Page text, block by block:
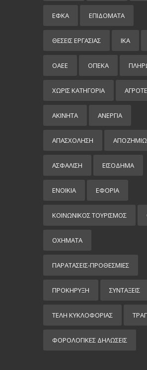
ΕΦΚΑ ΕΠΙΔΌΜΑΤΑ
ΘΕΣΕΙΣ ΕΡΓΑΣΙΑΣ ΙΚΑ
ΟΑΕΕ ΟΠΕΚΑ
ΧΩΡΊΣ ΚΑΤΗΓΟΡΊΑ
ΑΚΙΝΗΤΑ ΑΝΕΡΓΙΑ
ΑΠΑΣΧΟΛΗΣΗ
ΑΣΦΑΛΙΣΗ ΕΙΣΌΔΗΜΑ
ΕΝΟΙΚΙΑ ΕΦΟΡΙΑ
ΚΟΙΝΩΝΙΚΟΣ ΤΟΥΡΙΣΜΟΣ
ΟΧΗΜΑΤΑ
ΠΑΡΑΤΑΣΕΙΣ-ΠΡΟΘΕΣΜΙΕΣ
ΠΡΟΚΉΡΥΞΗ ΣΥΝΤΑΞΕΙΣ
ΤΕΛΗ ΚΥΚΛΟΦΟΡΙΑΣ
ΦΟΡΟΛΟΓΙΚΕΣ ΔΗΛΩΣΕΙΣ